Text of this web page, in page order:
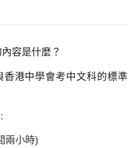
容是什麼？
香港中學會考中文科的標準
兩小時)